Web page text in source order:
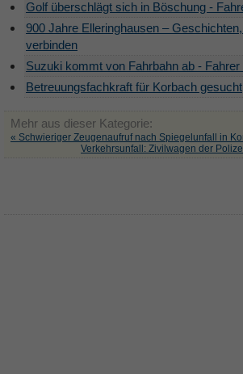
Golf überschlägt sich in Böschung -
900 Jahre Elleringhausen –
verbinden
Suzuki kommt von Fahrbahn ab -
Betreuungsfachkraft für Korbach gesucht
Mehr aus dieser Kategorie:
« Schwieriger Zeugenaufruf nach Spiegelunfall in
Verkehrsunfall: Zivilwagen der